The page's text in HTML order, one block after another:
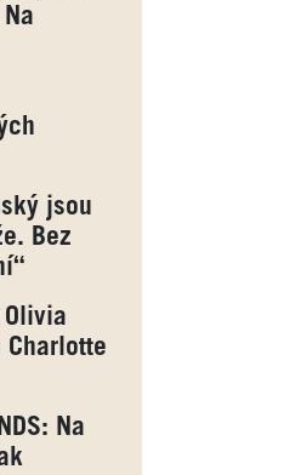
jsou
Bez
Olivia
Charlotte
Na